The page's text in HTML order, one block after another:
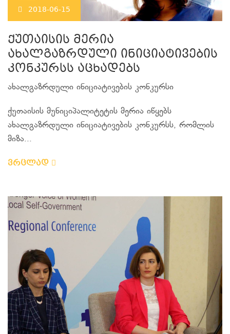
2018-06-15
ქუთაისის მერია
ახალგაზრდული ინიციატივების
კონკურსს აცხადებს
ახალგაზრდული ინიციატივების კონკურსი
ქუთაისის მუნიციპალიტეტის მერია იწყებს
ახალგაზრდული ინიციატივების კონკურსს, რომლის
მიზა...
ვრცლად